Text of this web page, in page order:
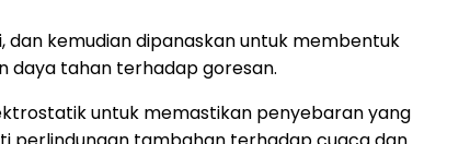
kemudian dipanaskan untuk membentuk
daya tahan terhadap goresan.
untuk memastikan penyebaran yang